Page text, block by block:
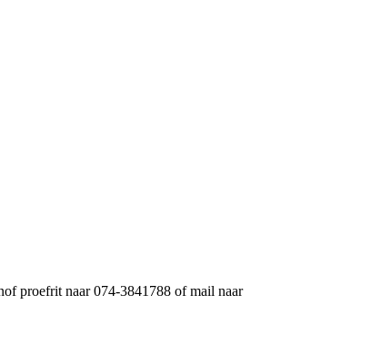
proefrit naar 074-3841788 of mail naar